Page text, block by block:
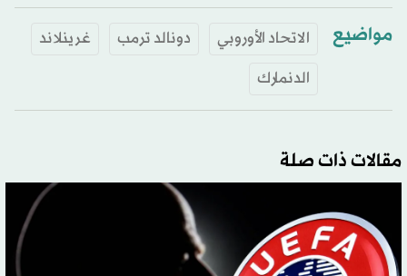
مواضيع الاتحاد الأوروبي دونالد ترمب
غرينلاند
الدنمارك
مقالات ذات صلة